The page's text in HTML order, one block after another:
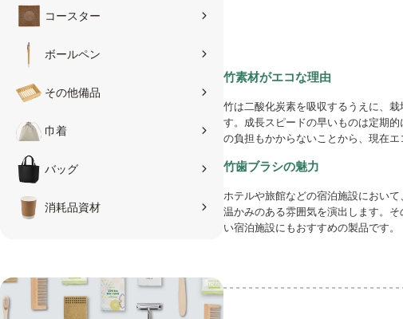
コースター
ボールペン
その他備品
巾着
バッグ
消耗品資材
竹素材がエコな理由
竹は二酸化炭素を吸収するうえに、
す。成長スピードの早いものは定期
の負担もかからないことから、現在エ
竹歯ブラシの魅力
ホテルや旅館などの宿泊施設におい
温かみのある雰囲気を演出します。
い宿泊施設にもおすすめの製品です。